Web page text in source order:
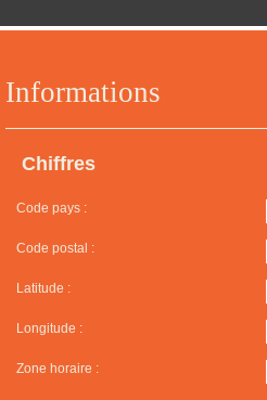
Informations
Chiffres
Code pays :
Code postal :
Latitude :
Longitude :
Zone horaire :